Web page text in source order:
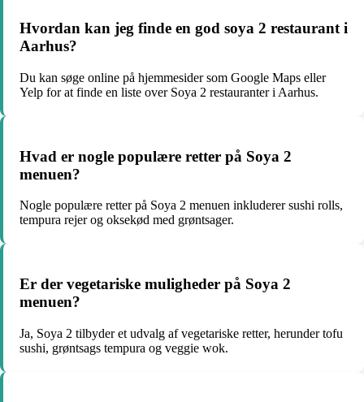
Hvordan kan jeg finde en god soya 2 restaurant i
Aarhus?
Du kan søge online på hjemmesider som Google Maps eller
Yelp for at finde en liste over Soya 2 restauranter i Aarhus.
Hvad er nogle populære retter på Soya 2
menuen?
Nogle populære retter på Soya 2 menuen inkluderer sushi rolls,
tempura rejer og oksekød med grøntsager.
Er der vegetariske muligheder på Soya 2
menuen?
Ja, Soya 2 tilbyder et udvalg af vegetariske retter, herunder tofu
sushi, grøntsags tempura og veggie wok.